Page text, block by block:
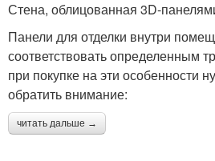
Стена, облицованная 3D-
Панели для отделки внутри
соответствовать определенным
при покупке на эти особенности
обратить внимание:
читать дальше →